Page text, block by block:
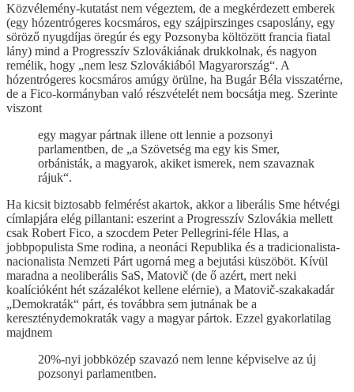
Közvélemény-kutatást nem végeztem, de a megkérdezett emberek
(egy hózentrógeres kocsmáros, egy szájpirszinges csaposlány, egy
söröző nyugdíjas öregúr és egy Pozsonyba költözött francia fiatal
lány) mind a Progresszív Szlovákiának drukkolnak, és nagyon
remélik, hogy „nem lesz Szlovákiából Magyarország“. A
hózentrógeres kocsmáros amúgy örülne, ha Bugár Béla visszatérne,
de a Fico-kormányban való részvételét nem bocsátja meg. Szerinte
viszont
egy magyar pártnak illene ott lennie a pozsonyi
parlamentben, de „a Szövetség ma egy kis Smer,
orbánisták, a magyarok, akiket ismerek, nem szavaznak
rájuk“.
Ha kicsit biztosabb felmérést akartok, akkor a liberális Sme hétvégi
címlapjára elég pillantani: eszerint a Progresszív Szlovákia mellett
csak Robert Fico, a szocdem Peter Pellegrini-féle Hlas, a
jobbpopulista Sme rodina, a neonáci Republika és a tradicionalista-
nacionalista Nemzeti Párt ugorná meg a bejutási küszöböt. Kívül
maradna a neoliberális SaS, Matovič (de ő azért, mert neki
koalícióként hét százalékot kellene elérnie), a Matovič-szakakadár
„Demokraták“ párt, és továbbra sem jutnának be a
kereszténydemokraták vagy a magyar pártok. Ezzel gyakorlatilag
majdnem
20%-nyi jobbközép szavazó nem lenne képviselve az új
pozsonyi parlamentben.